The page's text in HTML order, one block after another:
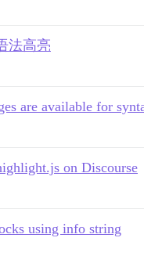
法高亮
are available for
on Discourse
using info string